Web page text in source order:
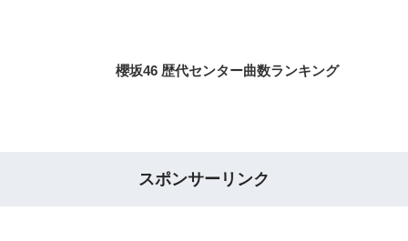
櫻坂46 歴代センター曲数ランキング
スポンサーリンク